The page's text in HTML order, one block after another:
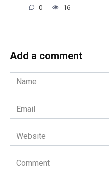
0 16
Add a comment
Name
*
Email
*
Website
Comment